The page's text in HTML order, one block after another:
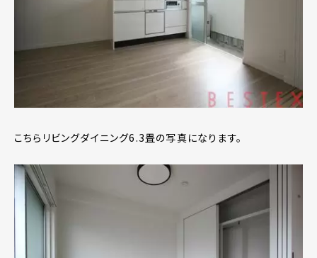
こちらリビングダイニング6.3畳の写真になります。